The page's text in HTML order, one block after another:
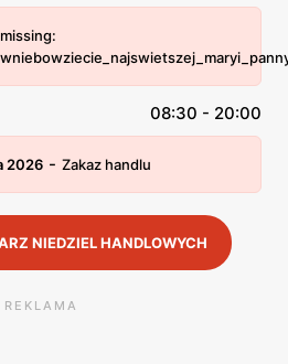
08:30 - 20:00
2026 - Zakaz handlu
NIEDZIEL HANDLOWYCH
REKLAMA